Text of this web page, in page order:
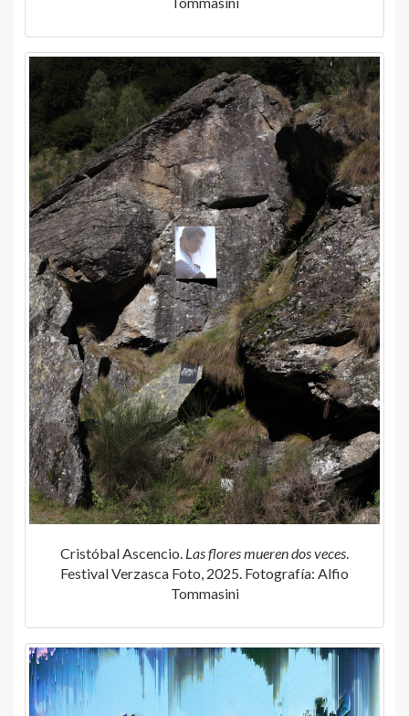
Cristóbal Ascencio. Las flores mueren dos veces.
Festival Verzasca Foto, 2025. Fotografía: Alfio
Tommasini